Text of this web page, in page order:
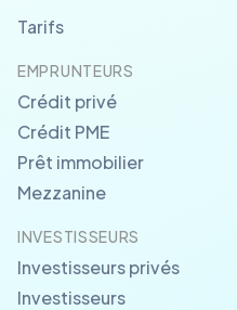
Tarifs
EMPRUNTEURS
Crédit privé
Crédit PME
Prêt immobilier
Mezzanine
INVESTISSEURS
Investisseurs privés
Investisseurs